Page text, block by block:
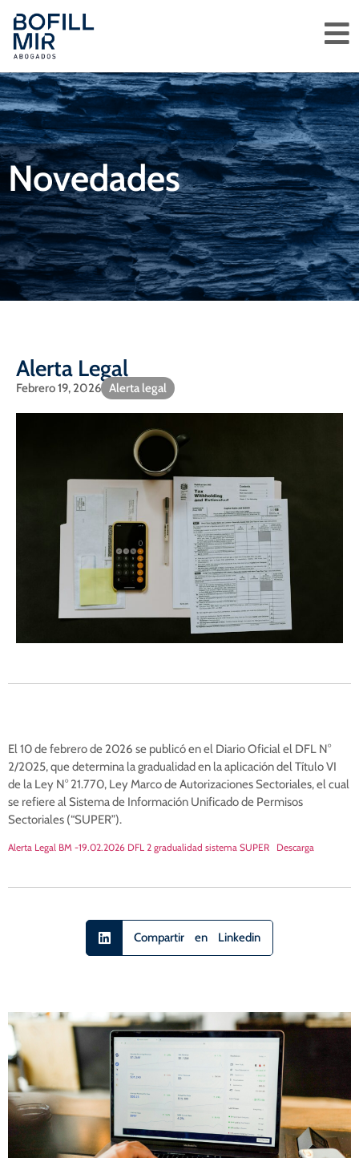
Novedades
Alerta Legal
Febrero 19, 2026 Alerta legal
El 10 de febrero de 2026 se publicó en el Diario Oficial el DFL N°
2/2025, que determina la gradualidad en la aplicación del Título VI
de la Ley N° 21.770, Ley Marco de Autorizaciones Sectoriales, el cual
se refiere al Sistema de Información Unificado de Permisos
Sectoriales (“SUPER”).
Alerta Legal BM -19.02.2026 DFL 2 gradualidad sistema SUPER Descarga
Compartir en Linkedin